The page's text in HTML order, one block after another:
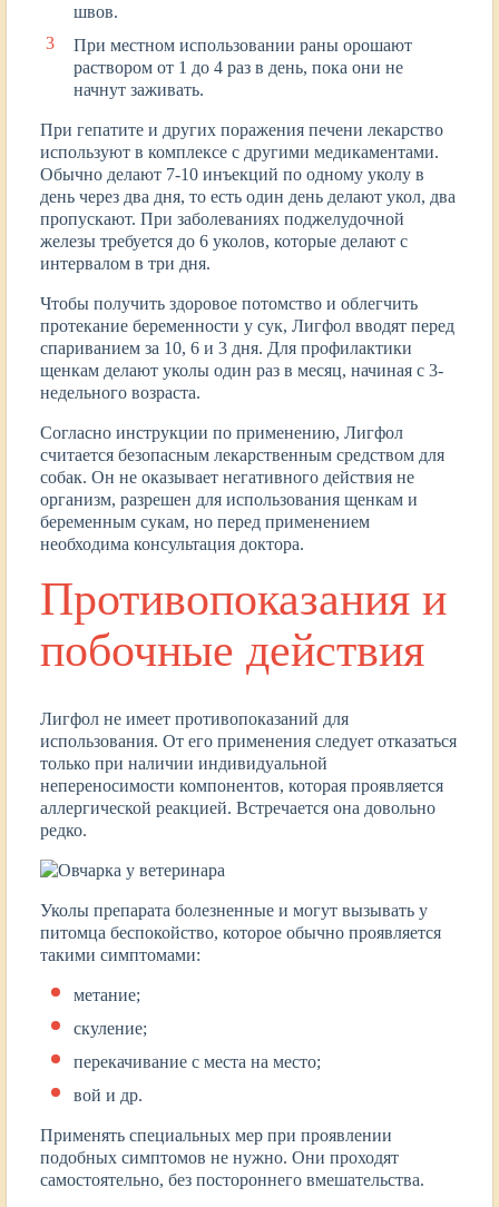
швов.
При местном использовании раны орошают
раствором от 1 до 4 раз в день, пока они не
начнут заживать.
При гепатите и других поражения печени лекарство
используют в комплексе с другими медикаментами.
Обычно делают 7-10 инъекций по одному уколу в
день через два дня, то есть один день делают укол, два
пропускают. При заболеваниях поджелудочной
железы требуется до 6 уколов, которые делают с
интервалом в три дня.
Чтобы получить здоровое потомство и облегчить
протекание беременности у сук, Лигфол вводят перед
спариванием за 10, 6 и 3 дня. Для профилактики
щенкам делают уколы один раз в месяц, начиная с 3-
недельного возраста.
Согласно инструкции по применению, Лигфол
считается безопасным лекарственным средством для
собак. Он не оказывает негативного действия не
организм, разрешен для использования щенкам и
беременным сукам, но перед применением
необходима консультация доктора.
Противопоказания и
побочные действия
Лигфол не имеет противопоказаний для
использования. От его применения следует отказаться
только при наличии индивидуальной
непереносимости компонентов, которая проявляется
аллергической реакцией. Встречается она довольно
редко.
Уколы препарата болезненные и могут вызывать у
питомца беспокойство, которое обычно проявляется
такими симптомами:
метание;
скуление;
перекачивание с места на место;
вой и др.
Применять специальных мер при проявлении
подобных симптомов не нужно. Они проходят
самостоятельно, без постороннего вмешательства.